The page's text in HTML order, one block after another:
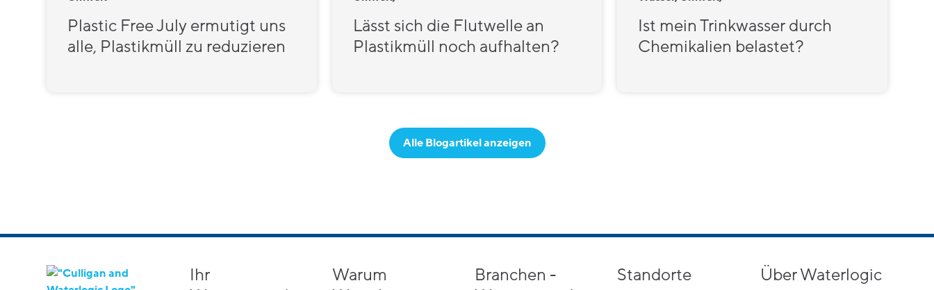
Plastic Free July ermutigt uns
alle, Plastikmüll zu reduzieren
Lässt sich die Flutwelle an
Plastikmüll noch aufhalten?
Ist mein Trinkwasser durch
Chemikalien belastet?
Alle Blogartikel anzeigen
Ihr
Warum
Branchen -
Standorte Über Waterlogic